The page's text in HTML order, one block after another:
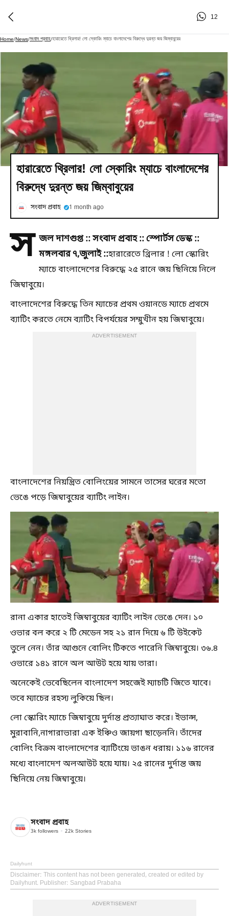
12
Home/News/সংবাদ প্রবাহ/হারারেতে থ্রিলার! লো স্কোরিং ম্যাচে বাংলাদেশের বিরুদ্ধে দুরন্ত জয় জিম্বাবুয়ের
হারারেতে থ্রিলার! লো স্কোরিং ম্যাচে বাংলাদেশের
বিরুদ্ধে দুরন্ত জয় জিম্বাবুয়ের
সংবাদ প্রবাহ 1 month ago
স জল দাশগুপ্ত :: সংবাদ প্রবাহ :: স্পোর্টস ডেস্ক ::
মঙ্গলবার ৭,জুলাই ::হারারেতে থ্রিলার ! লো স্কোরিং
ম্যাচে বাংলাদেশের বিরুদ্ধে ২৫ রানে জয় ছিনিয়ে নিলে
জিম্বাবুয়ে।
বাংলাদেশের বিরুদ্ধে তিন ম্যাচের প্রথম ওয়ানডে ম্যাচে প্রথমে
ব্যাটিং করতে নেমে ব্যাটিং বিপর্যয়ের সম্মুখীন হয় জিম্বাবুয়ে।
ADVERTISEMENT
বাংলাদেশের নিয়ন্ত্রিত বোলিংয়ের সামনে তাসের ঘরের মতো
ভেঙে পড়ে জিম্বাবুয়ের ব্যাটিং লাইন।
রানা একার হাতেই জিম্বাবুয়ের ব্যাটিং লাইন ভেঙে দেন। ১০
ওভার বল করে ২ টি মেডেন সহ ২১ রান দিয়ে ৬ টি উইকেট
তুলে নেন। তাঁর আগুনে বোলিং টিকতে পারেনি জিম্বাবুয়ে। ৩৬.৪
ওভারে ১৪১ রানে অল আউট হয়ে যায় তারা।
অনেকেই ভেবেছিলেন বাংলাদেশ সহজেই ম্যাচটি জিতে যাবে।
তবে ম্যাচের রহস্য লুকিয়ে ছিল।
লো স্কোরিং ম্যাচে জিম্বাবুয়ে দুর্দান্ত প্রত্যাঘাত করে। ইভান্স,
মুরাবানি,নাগারাভারা এক ইঞ্চিও জায়গা ছাড়েননি। তাঁদের
বোলিং বিক্রম বাংলাদেশের ব্যাটিংয়ে ভাঙন ধরায়। ১১৬ রানের
মধ্যে বাংলাদেশ অলআউট হয়ে যায়। ২৫ রানের দুর্দান্ত জয়
ছিনিয়ে নেয় জিম্বাবুয়ে।
সংবাদ প্রবাহ
3k followers 22k Stories
Dailyhunt
Disclaimer: This content has not been generated, created or edited by
Dailyhunt. Publisher: Sangbad Prabaha
ADVERTISEMENT